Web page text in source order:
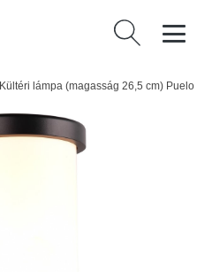
Keresés:
Kültéri lámpa (magasság 26,5 cm) Puelo